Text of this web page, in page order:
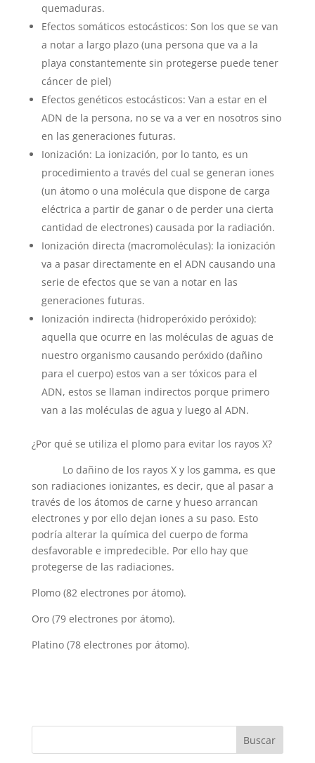
quemaduras.
Efectos somáticos estocásticos: Son los que se van
a notar a largo plazo (una persona que va a la
playa constantemente sin protegerse puede tener
cáncer de piel)
Efectos genéticos estocásticos: Van a estar en el
ADN de la persona, no se va a ver en nosotros sino
en las generaciones futuras.
Ionización: La ionización, por lo tanto, es un
procedimiento a través del cual se generan iones
(un átomo o una molécula que dispone de carga
eléctrica a partir de ganar o de perder una cierta
cantidad de electrones) causada por la radiación.
Ionización directa (macromoléculas): la ionización
va a pasar directamente en el ADN causando una
serie de efectos que se van a notar en las
generaciones futuras.
Ionización indirecta (hidroperóxido peróxido):
aquella que ocurre en las moléculas de aguas de
nuestro organismo causando peróxido (dañino
para el cuerpo) estos van a ser tóxicos para el
ADN, estos se llaman indirectos porque primero
van a las moléculas de agua y luego al ADN.
¿Por qué se utiliza el plomo para evitar los rayos X?
Lo dañino de los rayos X y los gamma, es que
son radiaciones ionizantes, es decir, que al pasar a
través de los átomos de carne y hueso arrancan
electrones y por ello dejan iones a su paso. Esto
podría alterar la química del cuerpo de forma
desfavorable e impredecible. Por ello hay que
protegerse de las radiaciones.
Plomo (82 electrones por átomo).
Oro (79 electrones por átomo).
Platino (78 electrones por átomo).